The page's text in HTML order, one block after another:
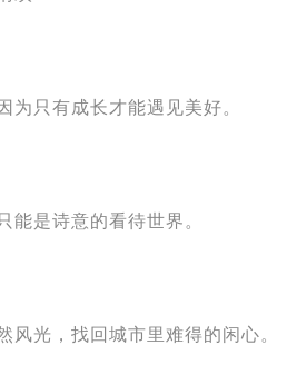
为只有成长才能遇见美好。
能是诗意的看待世界。
风光，找回城市里难得的闲心。